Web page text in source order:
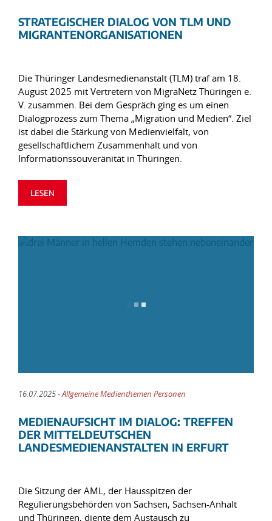
STRATEGISCHER DIALOG VON TLM UND
MIGRANTENORGANISATIONEN
Die Thüringer Landesmedienanstalt (TLM) traf am 18.
August 2025 mit Vertretern von MigraNetz Thüringen e.
V. zusammen. Bei dem Gespräch ging es um einen
Dialogprozess zum Thema „Migration und Medien“. Ziel
ist dabei die Stärkung von Medienvielfalt, von
gesellschaftlichem Zusammenhalt und von
Informationssouveränität in Thüringen.
LESEN
16.07.2025 -Allgemeine Medienthemen Personen
MEDIENAUFSICHT IM DIALOG: TREFFEN
DER MITTELDEUTSCHEN
LANDESMEDIENANSTALTEN IN ERFURT
Die Sitzung der AML, der Hausspitzen der
Regulierungsbehörden von Sachsen, Sachsen-Anhalt
und Thüringen, diente dem Austausch zu